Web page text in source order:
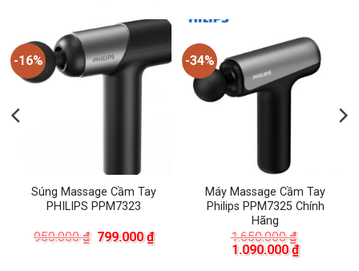
-16%
Súng Massage Cầm Tay
PHILIPS PPM7323
950.000₫ Giá
799.000₫Giá
hiện
-34%
Máy Massage Cầm Tay
Philips PPM7325 Chính
Hãng
1.650.000₫
Giá
1.090.000₫Giá
hiện